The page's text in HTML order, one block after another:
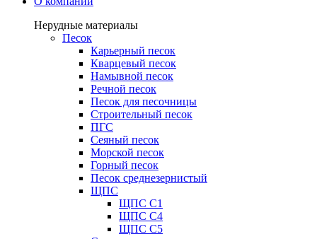
Нерудные материалы
Песок
Карьерный песок
Кварцевый песок
Намывной песок
Речной песок
Песок для песочницы
Строительный песок
ПГС
Сеяный песок
Морской песок
Горный песок
Песок среднезернистый
ЩПС
ЩПС С1
ЩПС С4
ЩПС С5